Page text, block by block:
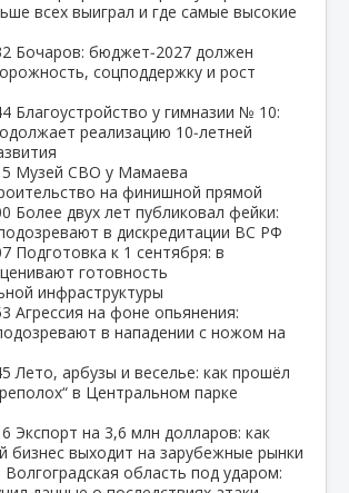
всех выиграл и где самые высокие
Бочаров: бюджет‑2027 должен
соцподдержку и рост
Благоустройство у гимназии № 10:
реализацию 10‑летней
Музей СВО у Мамаева
на финишной прямой
Более двух лет публиковал фейки:
в дискредитации ВС РФ
Подготовка к 1 сентября: в
готовность
инфраструктуры
Агрессия на фоне опьянения:
в нападении с ножом на
Лето, арбузы и веселье: как прошёл
в Центральном парке
Экспорт на 3,6 млн долларов: как
бизнес выходит на зарубежные рынки
Волгоградская область под ударом: